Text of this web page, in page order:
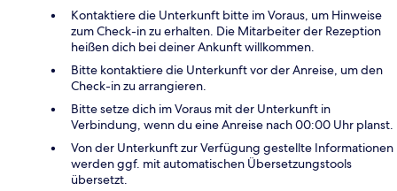
Kontaktiere die Unterkunft bitte im Voraus, um Hinweise
zum Check-in zu erhalten. Die Mitarbeiter der Rezeption
heißen dich bei deiner Ankunft willkommen.
Bitte kontaktiere die Unterkunft vor der Anreise, um den
Check-in zu arrangieren.
Bitte setze dich im Voraus mit der Unterkunft in
Verbindung, wenn du eine Anreise nach 00:00 Uhr planst.
Von der Unterkunft zur Verfügung gestellte Informationen
werden ggf. mit automatischen Übersetzungstools
übersetzt.